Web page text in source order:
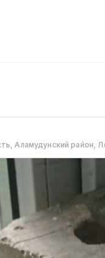
Аламудунский район,